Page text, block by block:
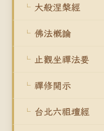
大般涅槃經
佛法概論
止觀坐禪法要
禪修開示
台北六祖壇經